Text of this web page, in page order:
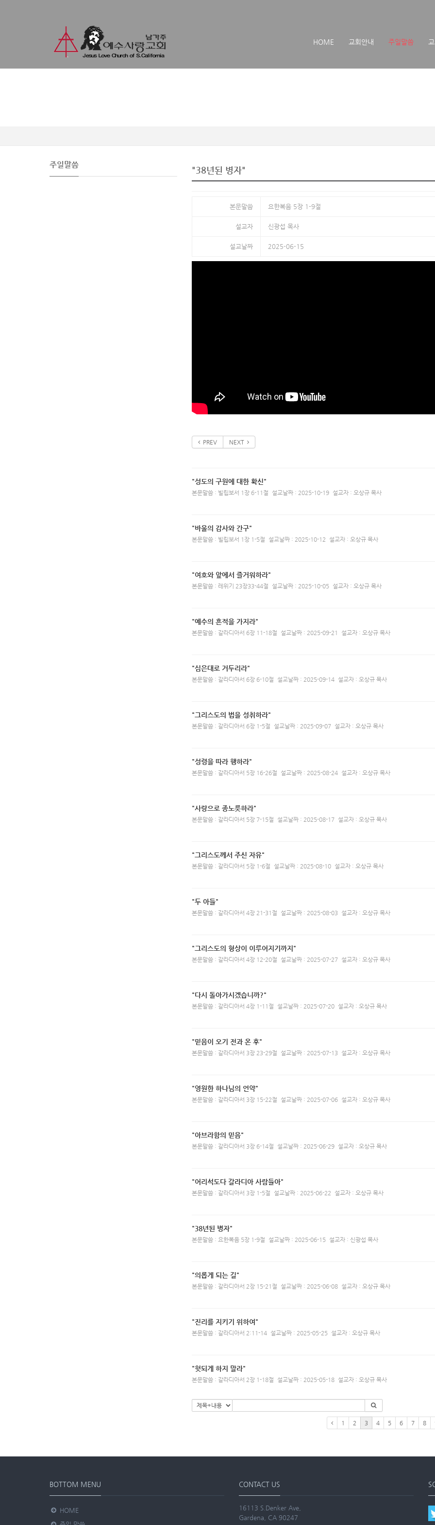
HOME 교회안내 주일말씀
주일말씀
"38년된 병자"
본문말씀 요한복음 5장 1-9절
설교자 신광섭 목사
설교날짜 2025-06-15
PREV NEXT
"성도의 구원에 대한 확신"
본문말씀 : 빌립보서 1장 6-11절 설교날짜 : 2025-10-19 설교자 : 오상규 목사
"바울의 감사와 간구"
본문말씀 : 빌립보서 1장 1-5절 설교날짜 : 2025-10-12 설교자 : 오상규 목사
"여호와 앞에서 즐거워하라"
본문말씀 : 레위기 23장33-44절 설교날짜 : 2025-10-05 설교자 : 오상규 목사
"예수의 흔적을 가지라"
본문말씀 : 갈라디아서 6장 11-18절 설교날짜 : 2025-09-21 설교자 : 오상규 목사
"심은대로 거두리라"
본문말씀 : 갈라디아서 6장 6-10절 설교날짜 : 2025-09-14 설교자 : 오상규 목사
"그리스도의 법을 성취하라"
본문말씀 : 갈라디아서 6장 1-5절 설교날짜 : 2025-09-07 설교자 : 오상규 목사
"성령을 따라 행하라"
본문말씀 : 갈라디아서 5장 16-26절 설교날짜 : 2025-08-24 설교자 : 오상규 목사
"사랑으로 종노릇하라"
본문말씀 : 갈라디아서 5장 7-15절 설교날짜 : 2025-08-17 설교자 : 오상규 목사
"그리스도께서 주신 자유"
본문말씀 : 갈라디아서 5장 1-6절 설교날짜 : 2025-08-10 설교자 : 오상규 목사
"두 아들"
본문말씀 : 갈라디아서 4장 21-31절 설교날짜 : 2025-08-03 설교자 : 오상규 목사
"그리스도의 형상이 이루어지기까지"
본문말씀 : 갈라디아서 4장 12-20절 설교날짜 : 2025-07-27 설교자 : 오상규 목사
"다시 돌아가시겠습니까?"
본문말씀 : 갈라디아서 4장 1-11절 설교날짜 : 2025-07-20 설교자 : 오상규 목사
"믿음이 오기 전과 온 후"
본문말씀 : 갈라디아서 3장 23-29절 설교날짜 : 2025-07-13 설교자 : 오상규 목사
"영원한 하나님의 언약"
본문말씀 : 갈라디아서 3장 15-22절 설교날짜 : 2025-07-06 설교자 : 오상규 목사
"아브라함의 믿음"
본문말씀 : 갈라디아서 3장 6-14절 설교날짜 : 2025-06-29 설교자 : 오상규 목사
"어리석도다 갈라디아 사람들아"
본문말씀 : 갈라디아서 3장 1-5절 설교날짜 : 2025-06-22 설교자 : 오상규 목사
"38년된 병자"
본문말씀 : 요한복음 5장 1-9절 설교날짜 : 2025-06-15 설교자 : 신광섭 목사
"의롭게 되는 길"
본문말씀 : 갈라디아서 2장 15-21절 설교날짜 : 2025-06-08 설교자 : 오상규 목사
"진리를 지키기 위하여"
본문말씀 : 갈라디아서 2:11-14 설교날짜 : 2025-05-25 설교자 : 오상규 목사
"헛되게 하지 말라"
본문말씀 : 갈라디아서 2장 1-18절 설교날짜 : 2025-05-18 설교자 : 오상규 목사
1 2 3 4 5 6 7 8
BOTTOM MENU
HOME
CONTACT US
16113 S.Denker Ave,
Gardena, CA 90247